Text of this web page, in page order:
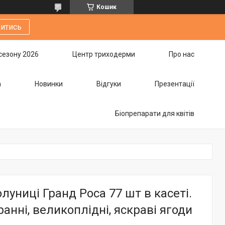
Кошик
2026 Центр триходерми Про нас
Новинки Відгуки Презентації
Біопрепарати для квітів
Гранд Роса 77 шт в касеті.
великоплідні, яскраві ягоди